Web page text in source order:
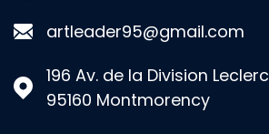
artleader95@gmail.com
196 Av. de la Division Leclerc
95160
Montmorency